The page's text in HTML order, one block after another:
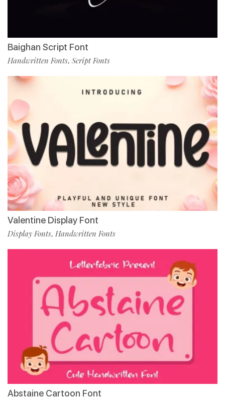
Baighan Script Font
Handwritten Fonts, Script Fonts
Valentine Display Font
Display Fonts, Handwritten Fonts
Abstaine Cartoon Font